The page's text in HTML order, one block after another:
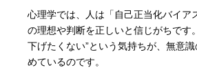
心理学では、人は「自己正当化バイア
の理想や判断を正しいと信じがちです
下げたくない”という気持ちが、無意
めているのです。